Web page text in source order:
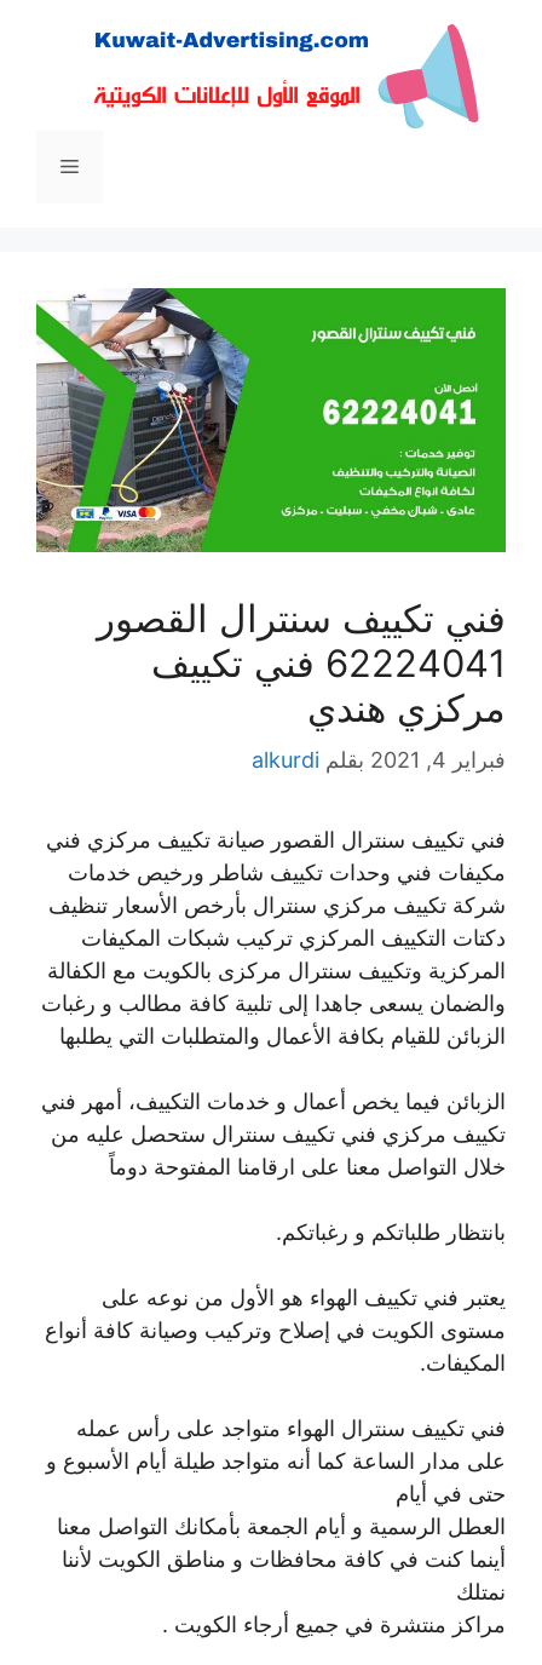
المحتوى
القائمة
فني تكييف سنترال القصور
62224041 فني تكييف
مركزي هندي
فبراير 4, 2021 بقلم alkurdi
فني تكييف سنترال القصور صيانة تكييف مركزي فني
مكيفات فني وحدات تكييف شاطر ورخيص خدمات
شركة تكييف مركزي سنترال بأرخص الأسعار تنظيف
دكتات التكييف المركزي تركيب شبكات المكيفات
المركزية وتكييف سنترال مركزى بالكويت مع الكفالة
والضمان يسعى جاهدا إلى تلبية كافة مطالب و رغبات
الزبائن للقيام بكافة الأعمال والمتطلبات التي يطلبها
الزبائن فيما يخص أعمال و خدمات التكييف، أمهر فني
تكييف مركزي فني تكييف سنترال ستحصل عليه من
خلال التواصل معنا على ارقامنا المفتوحة دوماً
بانتظار طلباتكم و رغباتكم.
يعتبر فني تكييف الهواء هو الأول من نوعه على
مستوى الكويت في إصلاح وتركيب وصيانة كافة أنواع
المكيفات.
فني تكييف سنترال الهواء متواجد على رأس عمله
على مدار الساعة كما أنه متواجد طيلة أيام الأسبوع و
حتى في أيام
العطل الرسمية و أيام الجمعة بأمكانك التواصل معنا
أينما كنت في كافة محافظات و مناطق الكويت لأننا
نمتلك
مراكز منتشرة في جميع أرجاء الكويت .